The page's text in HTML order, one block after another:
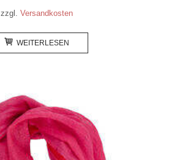
zzgl. Versandkosten
WEITERLESEN